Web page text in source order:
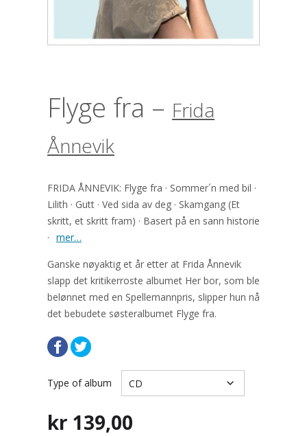
Flyge fra – Frida
Ånnevik
FRIDA ÅNNEVIK: Flyge fra · Sommer´n med bil ·
Lilith · Gutt · Ved sida av deg · Skamgang (Et
skritt, et skritt fram) · Basert på en sann historie
· mer…
Ganske nøyaktig et år etter at Frida Ånnevik
slapp det kritikerroste albumet Her bor, som ble
belønnet med en Spellemannpris, slipper hun nå
det bebudete søsteralbumet Flyge fra.
Type of album
kr 139,00